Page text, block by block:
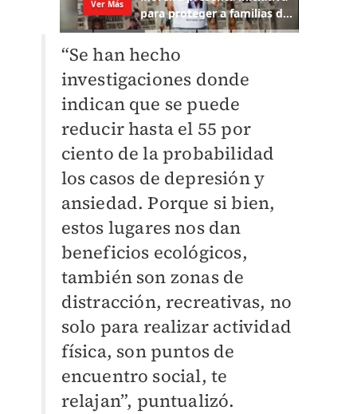
“Se han hecho
investigaciones donde
indican que se puede
reducir hasta el 55 por
ciento de la probabilidad
los casos de depresión y
ansiedad. Porque si bien,
estos lugares nos dan
beneficios ecológicos,
también son zonas de
distracción, recreativas, no
solo para realizar actividad
física, son puntos de
encuentro social, te
relajan”, puntualizó.